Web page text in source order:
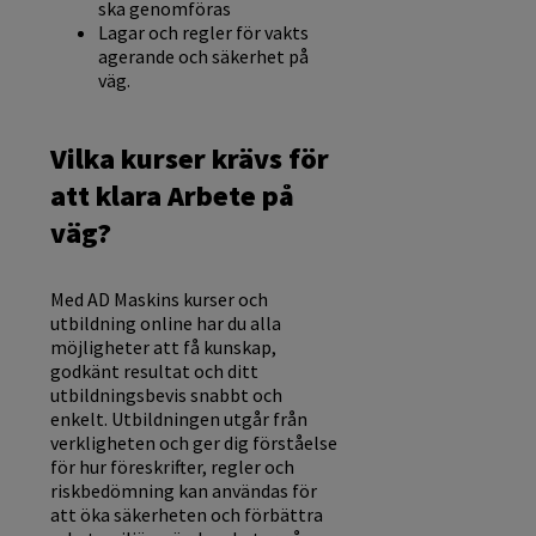
ska genomföras
Lagar och regler för vakts
agerande och säkerhet på
väg.
Vilka kurser krävs för
att klara Arbete på
väg?
Med AD Maskins kurser och
utbildning online har du alla
möjligheter att få kunskap,
godkänt resultat och ditt
utbildningsbevis snabbt och
enkelt. Utbildningen utgår från
verkligheten och ger dig förståelse
för hur föreskrifter, regler och
riskbedömning kan användas för
att öka säkerheten och förbättra